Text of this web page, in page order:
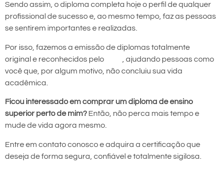
Sendo assim, o diploma completa hoje o perfil de qualquer
profissional de sucesso e, ao mesmo tempo, faz as pessoas
se sentirem importantes e realizadas.
Por isso, fazemos a emissão de diplomas totalmente
original e reconhecidos pelo
, ajudando pessoas como
você que, por algum motivo, não concluiu sua vida
acadêmica.
Ficou interessado em comprar um diploma de ensino
superior perto de mim? Então, não perca mais tempo e
mude de vida agora mesmo.
Entre em contato conosco e adquira a certificação que
deseja de forma segura, confiável e totalmente sigilosa.